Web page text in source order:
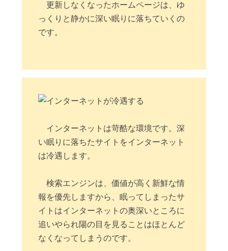
更新しなくなったホームページは、ゆ
っくりと静かに深い眠りに落ちていくの
です。
インターネットは苛酷な環境です。深
い眠りに落ちたサイトをインターネット
は冷遇します。
検索エンジンは、価値が高く新鮮な情
報を優先しますから、眠ってしまったサ
イトはインターネットの奥深いところに
追いやられ陽の目を見ることはほとんど
なくなってしまうのです。